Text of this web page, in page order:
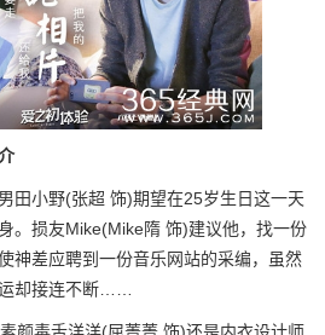
田小野(张超 饰)期望在25岁生日这一天
。损友Mike(Mike隋 饰)建议他，找一份
神差应聘到一份音乐网站的采编，虽然
却接连不断……